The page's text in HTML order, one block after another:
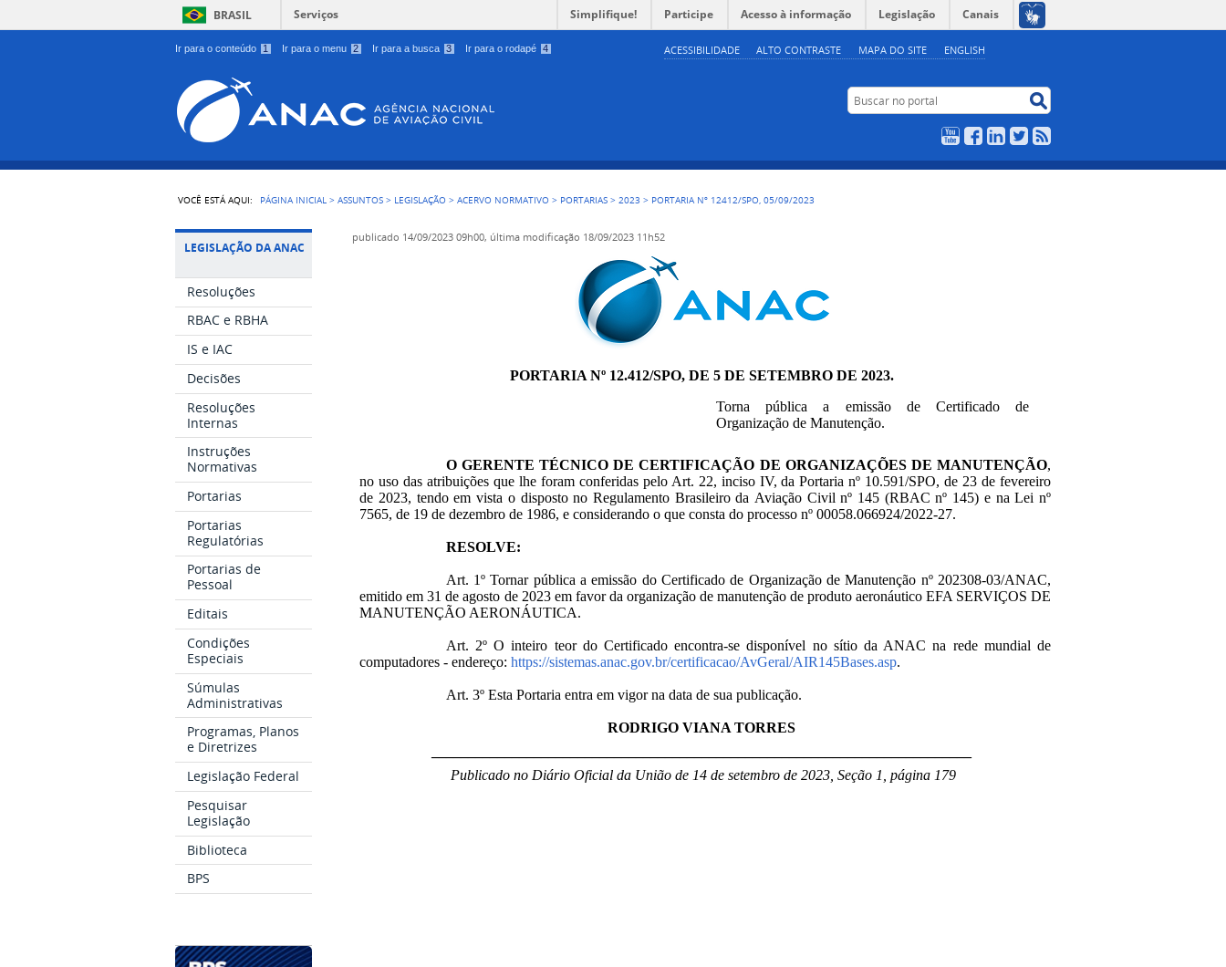
Ir para o conteúdo 1 Ir para o menu 2 Ir para a busca 3 Ir para o rodapé 4 ACESSIBILIDADE ALTO CONTRASTE MAPA DO SITE ENGLISH
BRASIL Serviços Simplifique! Participe Acesso à informação Legislação Canais
Buscar no portal
YouTubeFacebookLinkedIn
Twitter
VOCÊ ESTÁ AQUI: PÁGINA INICIAL >ASSUNTOS > LEGISLAÇÃO >ACERVO NORMATIVO > PORTARIAS >2023 > PORTARIA Nº 12412/SPO, 05/09/2023
LEGISLAÇÃO DA ANAC
Resoluções
RBAC e RBHA
IS e IAC
Decisões
Resoluções
Internas
Instruções
Normativas
Portarias
Portarias
Regulatórias
Portarias de
Pessoal
Editais
Condições
Especiais
Súmulas
Administrativas
Programas, Planos
e Diretrizes
Legislação Federal
Pesquisar
Legislação
Biblioteca
BPS
publicado 14/09/2023 09h00, última modificação 18/09/2023 11h52
PORTARIA Nº 12.412/SPO, DE 5 DE SETEMBRO DE 2023.
Torna pública a emissão de Certificado de
Organização de Manutenção.
O GERENTE TÉCNICO DE CERTIFICAÇÃO DE ORGANIZAÇÕES DE MANUTENÇÃO,
no uso das atribuições que lhe foram conferidas pelo Art. 22, inciso IV, da Portaria nº 10.591/SPO, de 23 de fevereiro
de 2023, tendo em vista o disposto no Regulamento Brasileiro da Aviação Civil nº 145 (RBAC nº 145) e na Lei nº
7565, de 19 de dezembro de 1986, e considerando o que consta do processo nº00058.066924/2022-27.
RESOLVE:
Art. 1º Tornar pública a emissão do Certificado de Organização de Manutenção nº 202308-03/ANAC,
emitido em 31 de agosto de 2023 em favor da organização de manutenção de produto aeronáutico EFA SERVIÇOS DE
MANUTENÇÃO AERONÁUTICA.
Art. 2º O inteiro teor do Certificado encontra-se disponível no sítio da ANAC na rede mundial de
computadores - endereço:https://sistemas.anac.gov.br/certificacao/AvGeral/AIR145Bases.asp.
Art. 3º Esta Portaria entra em vigor na data de sua publicação.
RODRIGO VIANA TORRES
Publicado no Diário Oficial da União de 14 de setembro de 2023, Seção 1, página 179